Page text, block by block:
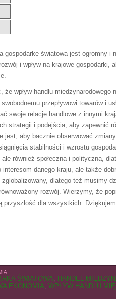
gospodarkę światową⁢ jest‌ ogromny⁢ i
i wpływ na krajowe gospodarki,
wpływ handlu
przepływowi‍ towarów i
swoje‌ relacje handlowe z innymi
strategii i podejścia, aby zapewnić
jest, aby bacznie obserwować
stabilności i ​wzrostu
‍również społeczną i polityczną,
danego kraju, ale‌ także
dlatego też musimy
rozwój. Wierzymy, że
przyszłość ⁢dla wszystkich.
ŚWIATOWA, HANDEL
EKONOMIA, WPŁYW HANDLU